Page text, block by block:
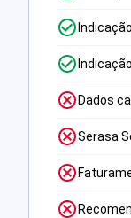
Dados
Serasa